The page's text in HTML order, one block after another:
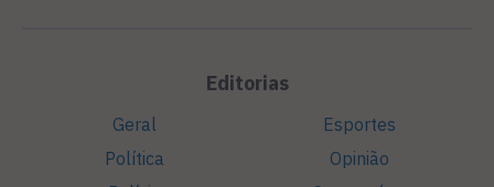
Editorias
Geral
Política
Esportes
Opinião